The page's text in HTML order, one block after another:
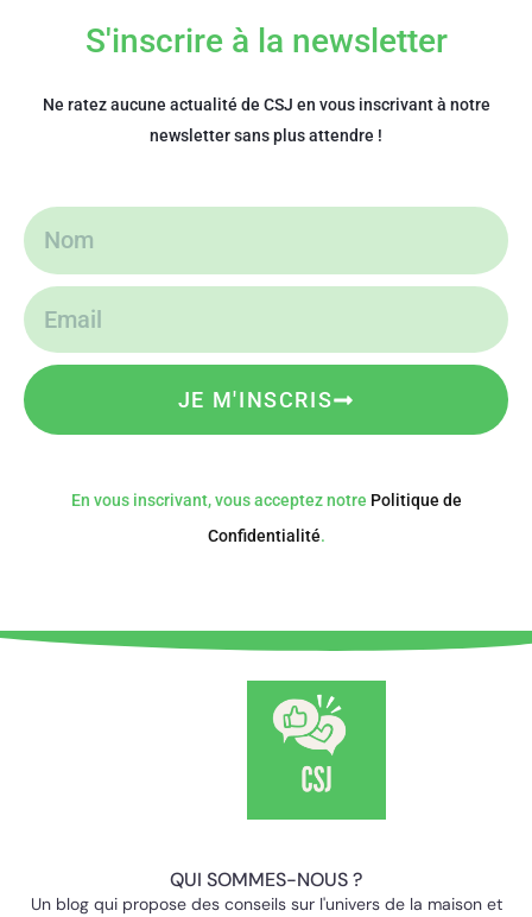
S'inscrire à la newsletter
Ne ratez aucune actualité de CSJ en vous inscrivant à notre
newsletter sans plus attendre !
JE M'INSCRIS
En vous inscrivant, vous acceptez notre Politique de
Confidentialité.
QUI SOMMES-NOUS ?
Un blog qui propose des conseils sur l'univers de la maison et